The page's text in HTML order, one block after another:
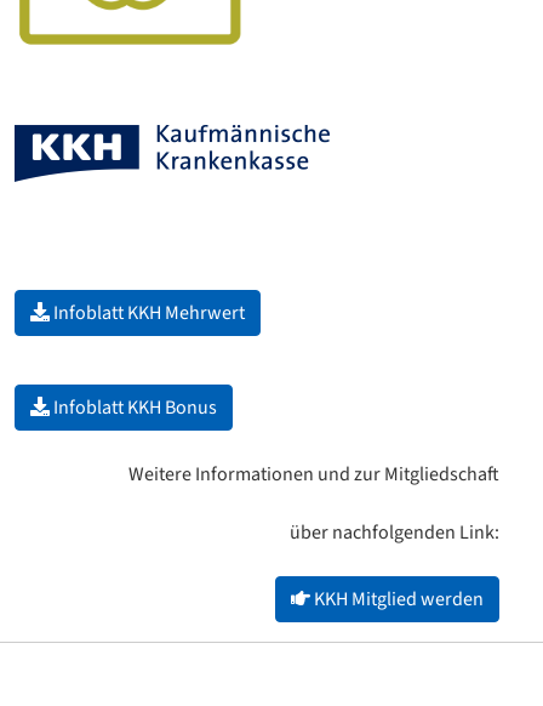
Infoblatt KKH Mehrwert
Infoblatt KKH Bonus
Weitere Informationen und zur Mitgliedschaft
über nachfolgenden Link:
KKH Mitglied werden